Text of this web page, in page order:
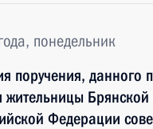
понедельник
поручения,
жительницы
Федерации